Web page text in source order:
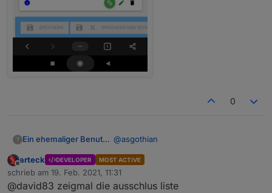
0
? Ein ehemaliger Benutzer @asgothian
Hallo asgothian, ich habe nun den
Aktor auf der ausschließen Liste
stehen. Habe den Adapter neu
Offline
arteck DEVELOPER MOST ACTIVE
schrieb am 19. Feb. 2021, 11:31
zuletzt editiert von
@david83 zeigmal die ausschlus liste